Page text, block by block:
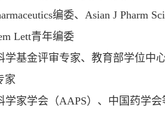
编委、 Asian J Pharm Sci
Lett青年编委
学基金评审专家、教育部学位中
家
学家学会（AAPS）、中国药学